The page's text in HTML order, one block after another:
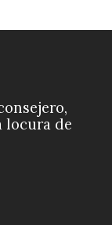
locura de